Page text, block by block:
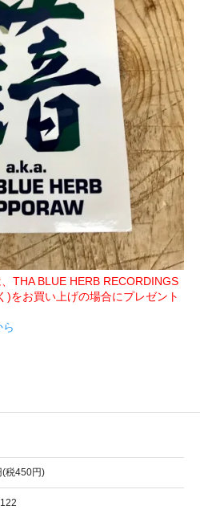
THA BLUE HERB RECORDINGS
)をお買い上げの場合にプレゼント
ら
(税450円)